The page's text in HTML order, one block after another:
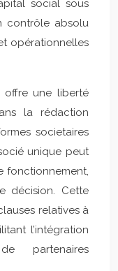
social sous
contrôle absolu
opérationnelles
offre une liberté
la rédaction
societaires
unique peut
fonctionnement,
décision. Cette
relatives à
l’intégration
partenaires